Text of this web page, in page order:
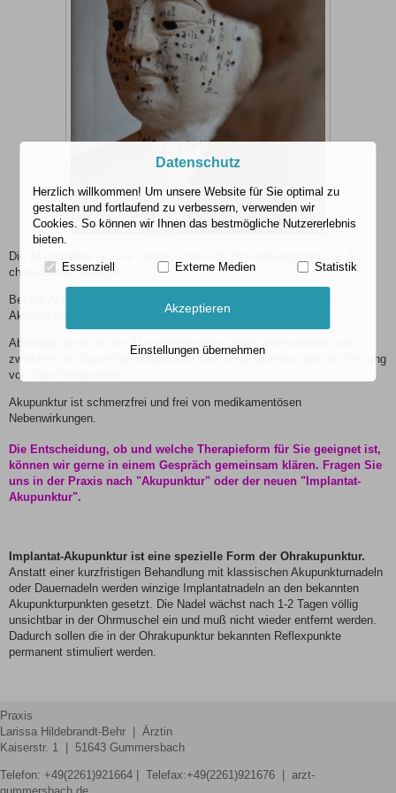
Die
chinesischen Medizin.
Bei der Akupunktur werden bestimmte Hautstellen, sogenannte
Akupunkturpunkte aktiviert.
Abhängig davon wo die Akupunkturpunkte liegen unterscheidet man
zwischen der Ganzkörperakupunktur, der Ohrakupunktur oder der Reizung
von Nah-/Fernpunkten.
Akupunktur ist schmerzfrei und frei von medikamentösen
Nebenwirkungen.
Die Entscheidung, ob und welche Therapieform für Sie geeignet ist,
können wir gerne in einem Gespräch gemeinsam klären. Fragen Sie
uns in der Praxis nach "Akupunktur" oder der neuen " Implantat-
Akupunktur".
Implantat-Akupunktur ist eine spezielle Form der Ohrakupunktur.
Anstatt einer kurzfristigen Behandlung mit klassischen Akupunkturnadeln
oder Dauernadeln werden winzige Implantatnadeln an den bekannten
Akupunkturpunkten gesetzt. Die Nadel wächst nach 1-2 Tagen völlig
unsichtbar in der Ohrmuschel ein und muß nicht wieder entfernt werden.
Dadurch sollen die in der Ohrakupunktur bekannten Reflexpunkte
permanent stimuliert werden.
Praxis
Larissa Hildebrandt-Behr | Ärztin
Kaiserstr. 1 | 51643 Gummersbach
Telefon: +49(2261)921664
| Telefax:+49(2261)921676 | arzt-
Datenschutz
Herzlich willkommen! Um unsere Website für Sie optimal zu
gestalten und fortlaufend zu verbessern, verwenden wir
Cookies. So können wir Ihnen das bestmögliche Nutzererlebnis
bieten.
Essenziell Externe Medien Statistik
Akzeptieren
Einstellungen übernehmen